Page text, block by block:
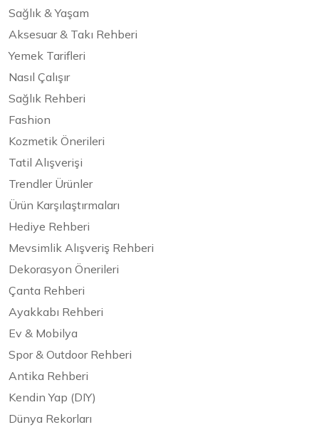
Sağlık & Yaşam
Aksesuar & Takı Rehberi
Yemek Tarifleri
Nasıl Çalışır
Sağlık Rehberi
Fashion
Kozmetik Önerileri
Tatil Alışverişi
Trendler Ürünler
Ürün Karşılaştırmaları
Hediye Rehberi
Mevsimlik Alışveriş Rehberi
Dekorasyon Önerileri
Çanta Rehberi
Ayakkabı Rehberi
Ev & Mobilya
Spor & Outdoor Rehberi
Antika Rehberi
Kendin Yap (DIY)
Dünya Rekorları